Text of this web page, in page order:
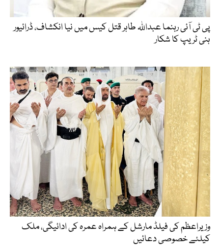
پی ٹی آئی رہنما عبداللہ طاہر قتل کیس میں نیا انکشاف، ڈرائیور
ہنی ٹریپ کا شکار
وزیراعظم کی فیلڈ مارشل کے ہمراہ عمرہ کی ادائیگی، ملک
کیلئے خصوصی دعائیں